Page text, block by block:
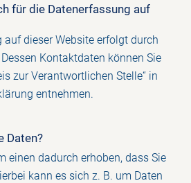
für die Datenerfassung auf
auf dieser Website erfolgt durch
Kontaktdaten können Sie
zur Verantwortlichen Stelle“ in
entnehmen.
Daten?
einen dadurch erhoben, dass Sie
kann es sich z. B. um Daten